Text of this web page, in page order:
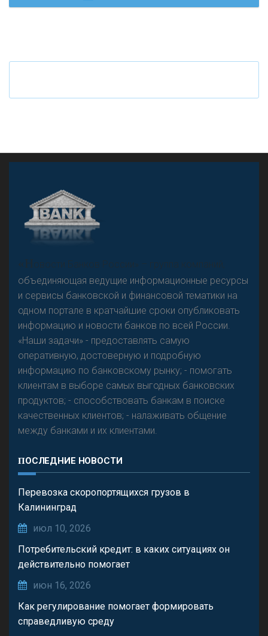
Резкого разворота на рынке автокредитов не
предвидится - «Интервью»
Что будет с наличными деньгами при цифровом
«Н
овости Банков России» – группа компаний,
объединяющая ведущие информационные ресурсы
и сервисы банковской и финансовой тематики на
одном портале в кратчайшие сроки опубликовать
информацию и новости банков по всей России.
«Наши задачи» - предоставлять самую
оперативную, достоверную и подробную
информацию по банковскому рынку; - помогать
клиентам в выборе самых выгодных банковских
продуктов; - способствовать банкам в поиске
качественных клиентов; - налаживать общение
между банками и их клиентами.
ПОСЛЕДНИЕ НОВОСТИ
Перевозка скоропортящихся грузов в
Калининград
июл 10, 2026
Потребительский кредит: в каких ситуациях он
действительно помогает
июн 16, 2026
Как регулирование помогает формировать
справедливую среду